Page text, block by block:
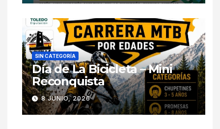
SIN CATEGORÍA
Día de La Bicicleta – Mini
Reconquista
8 JUNIO, 2026